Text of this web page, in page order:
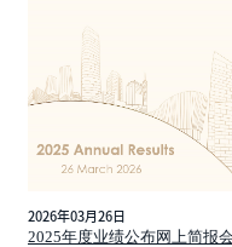
2026年03月26日
2025年度业绩公布网上简报